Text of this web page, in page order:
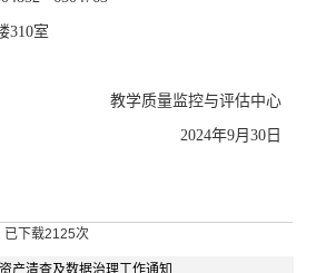
310室
教学质量监控与评估中心
2024年9月 30日
已下载2125次
产清查及数据治理工作通知